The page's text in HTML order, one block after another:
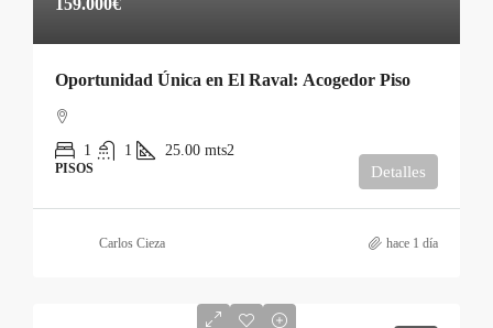
Oportunidad Única en El Raval: Acogedor Piso
1 1 25.00 mts2
PISOS Detalles
Carlos Cieza hace 1 día